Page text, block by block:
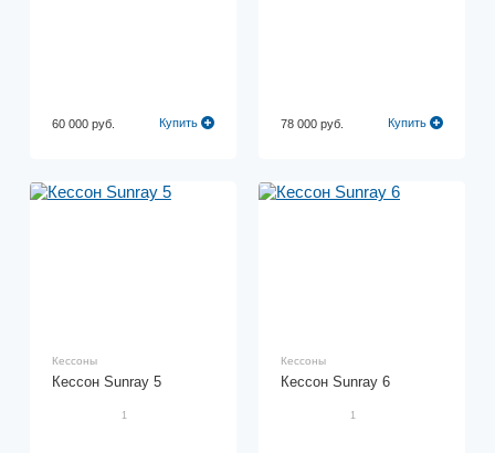
60 000 руб. Купить 78 000 руб. Купить
Кессоны
Кессон Sunray 5
1
Кессоны
Кессон Sunray 6
1